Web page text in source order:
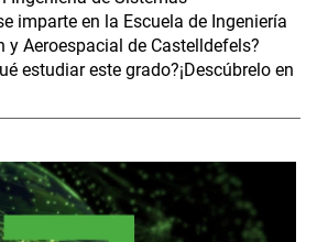
imparte en la Escuela de Ingeniería
y Aeroespacial de Castelldefels?
estudiar este grado?¡Descúbrelo en